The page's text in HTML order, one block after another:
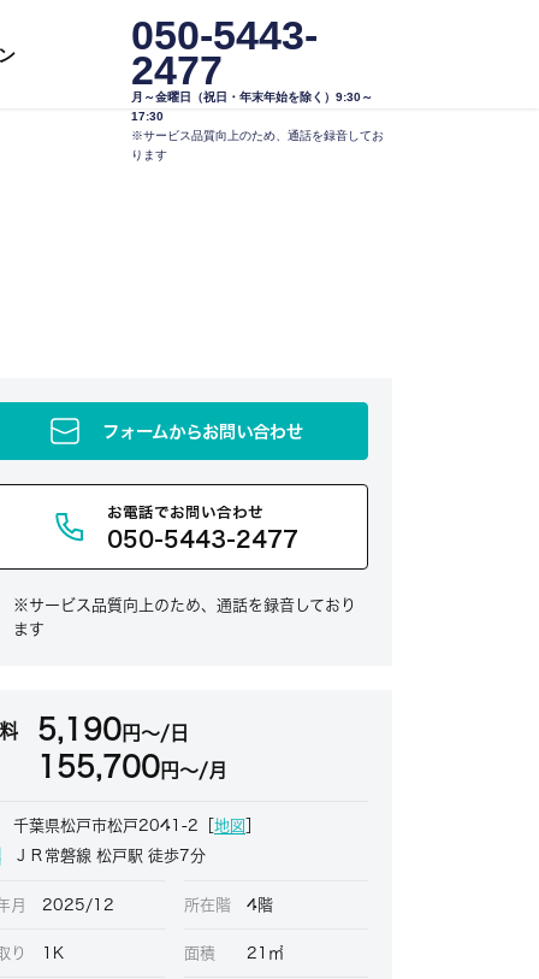
050-5443-
2477
月～金曜日（祝日・年末年始を除く）9:30～
17:30
※サービス品質向上のため、通話を録音してお
ります
フォームからお問い合わせ
お電話でお問い合わせ
050-5443-2477
※サービス品質向上のため、通話を録音しており
ます
5,190円～/日
155,700円～/月
千葉県松戸市松戸2041-2［ 地図
ＪＲ常磐線 松戸駅 徒歩7分
月 2025/12 所在階 4階
り 1K 面積 21㎡